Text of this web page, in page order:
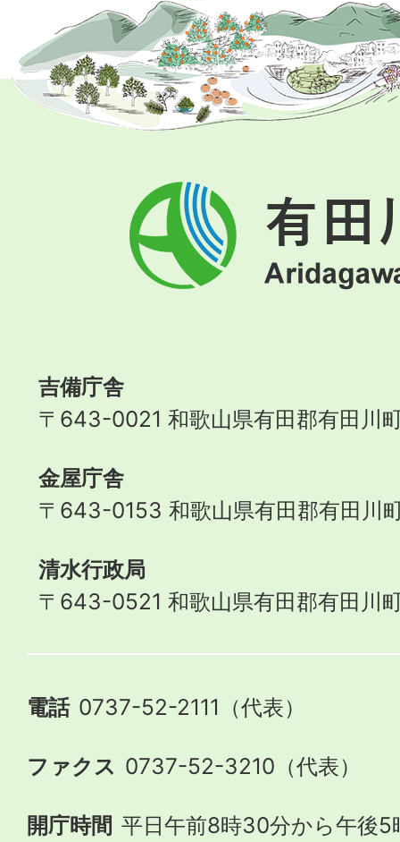
有
田
川
町
吉備庁舎
〒643-0021 和歌山県有田郡有田川
金屋庁舎
〒643-0153 和歌山県有田郡有田川
清水行政局
〒643-0521 和歌山県有田郡有田川
電話 0737-52-2111（代表）
ファクス 0737-52-3210（代表）
開庁時間 平日午前8時30分から午後5